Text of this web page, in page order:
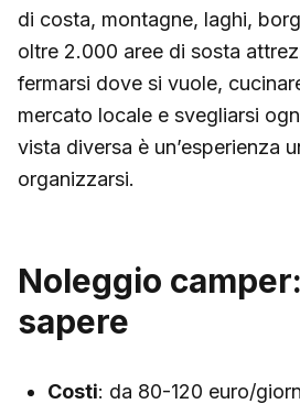
di costa, montagne, laghi,
oltre 2.000 aree di sosta
fermarsi dove si vuole,
mercato locale e svegliarsi
vista diversa è un’esperienza
organizzarsi.
Noleggio
sapere
Costi: da 80-120 euro/